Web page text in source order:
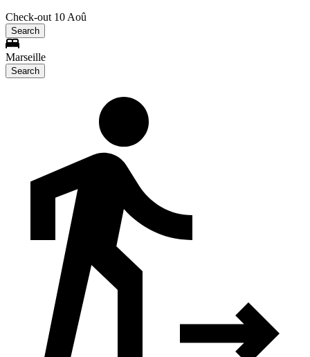
Check-out 10 Aoû
Search
Marseille
Search